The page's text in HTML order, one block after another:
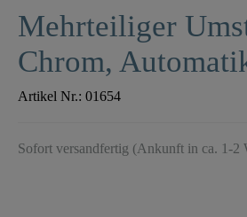
Mehrteiliger
Chrom,
Artikel Nr.: 01654
Sofort versandfertig (Ankunft in ca. 1-2